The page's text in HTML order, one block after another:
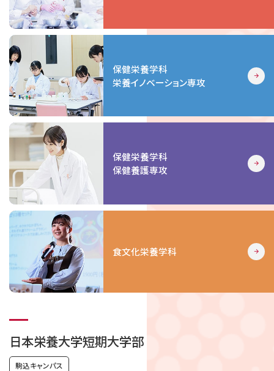
保健栄養学科
栄養イノベーション専攻
保健栄養学科
保健養護専攻
食文化栄養学科
日本栄養大学短期大学部
駒込キャンパス